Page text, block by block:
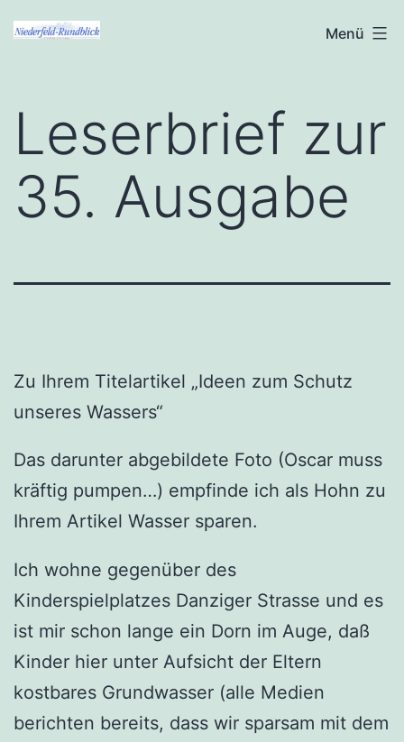
Inhalt
Niederfeld-
Menü
Leserbrief zur
35. Ausgabe
Zu Ihrem Titelartikel „Ideen zum Schutz
unseres Wassers“
Das darunter abgebildete Foto (Oscar muss
kräftig pumpen…) empfinde ich als Hohn zu
Ihrem Artikel Wasser sparen.
Ich wohne gegenüber des
Kinderspielplatzes Danziger Strasse und es
ist mir schon lange ein Dorn im Auge, daß
Kinder hier unter Aufsicht der Eltern
kostbares Grundwasser (alle Medien
berichten bereits, dass wir sparsam mit dem